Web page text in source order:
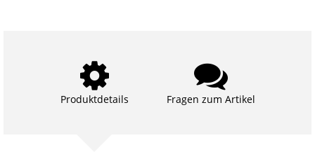
Produktdetails Fragen zum Artikel